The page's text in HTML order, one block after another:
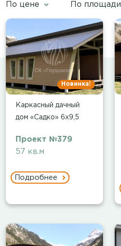
По цене По площади
Новинка!
Каркасный дачный
дом «Садко» 6х9,5
Проект №379
57 кв.м
Подробнее